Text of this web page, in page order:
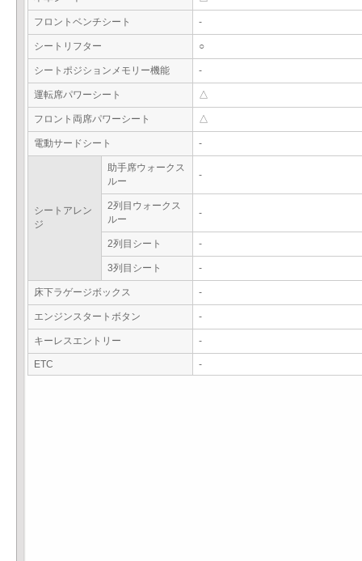
フロントベンチシート -
シートリフター ○
シートポジションメモリー機能 -
運転席パワーシート △
フロント両席パワーシート △
電動サードシート -
シートアレン
ジ
助手席ウォークス
ルー
-
2列目ウォークス
ルー
-
2列目シート -
3列目シート -
床下ラゲージボックス -
エンジンスタートボタン -
キーレスエントリー -
ETC -